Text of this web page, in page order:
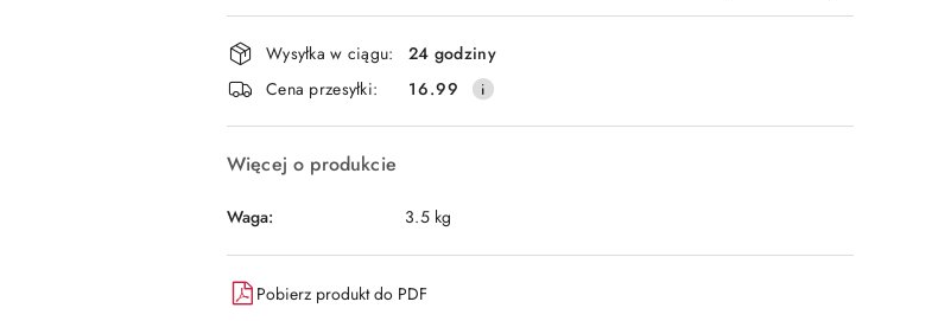
Wyślij
Dostępność
i
dostawa
Wysyłka w ciągu:
24 godziny
Cena przesyłki:
16.99
Więcej o produkcie
Waga: 3.5 kg
Pobierz produkt do PDF